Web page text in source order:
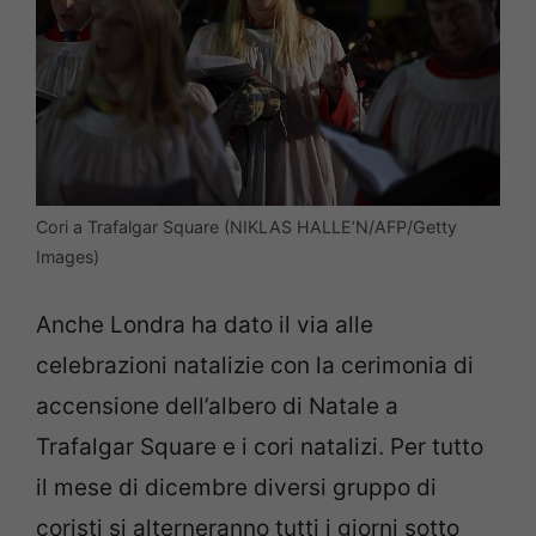
Cori a Trafalgar Square (NIKLAS HALLE’N/AFP/Getty
Images)
Anche Londra ha dato il via alle
celebrazioni natalizie con la cerimonia di
accensione dell’albero di Natale a
Trafalgar Square e i cori natalizi. Per tutto
il mese di dicembre diversi gruppo di
coristi si alterneranno tutti i giorni sotto